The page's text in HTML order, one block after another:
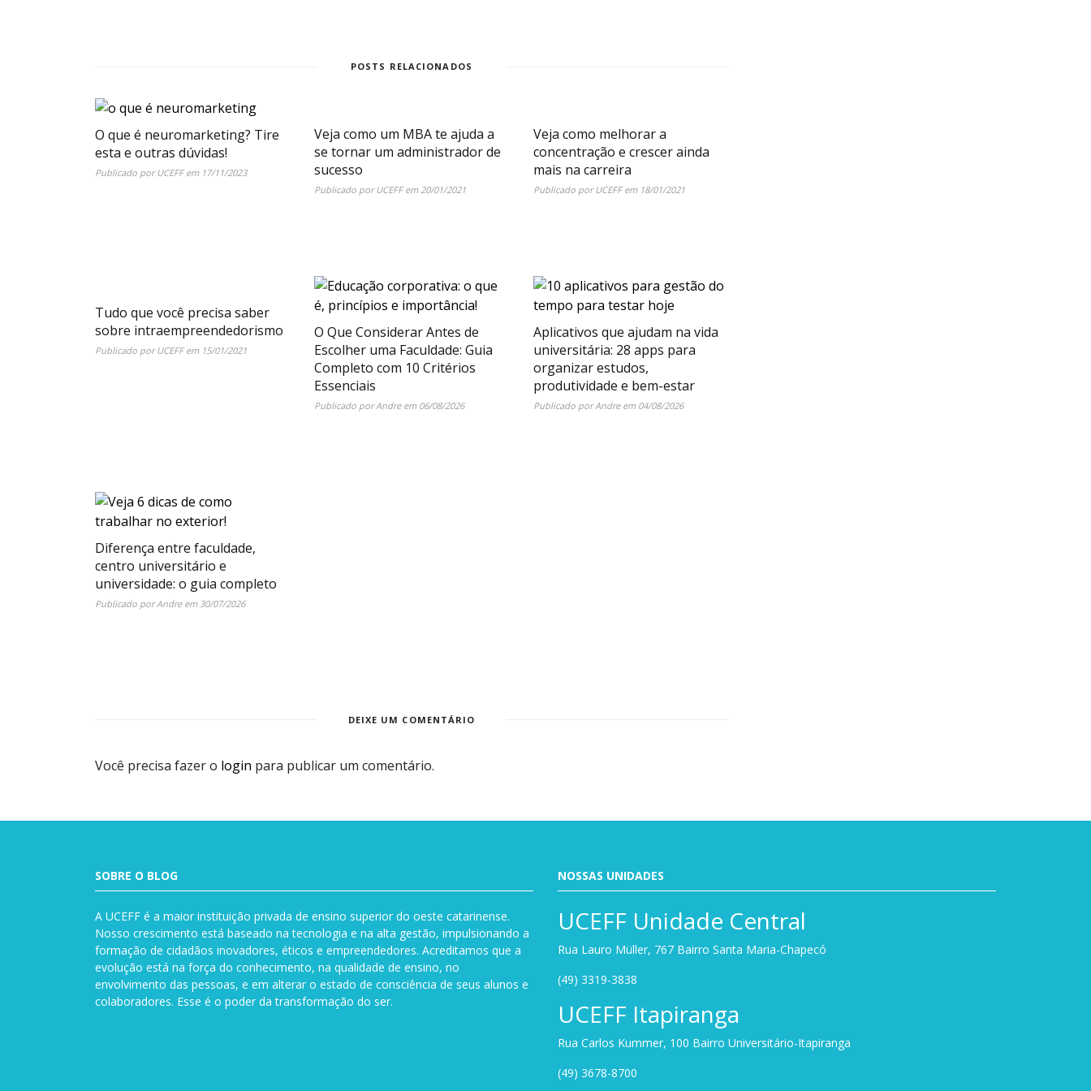
POSTS RELACIONADOS
O que é neuromarketing? Tire
esta e outras dúvidas!
Publicado porUCEFFem 17/11/2023
Veja como um MBA te ajuda a
se tornar um administrador de
sucesso
Publicado porUCEFFem 20/01/2021
Veja como melhorar a
concentração e crescer ainda
mais na carreira
Publicado porUCEFFem 18/01/2021
Tudo que você precisa saber
sobre intraempreendedorismo
Publicado porUCEFFem 15/01/2021
O Que Considerar Antes de
Escolher uma Faculdade: Guia
Completo com 10 Critérios
Essenciais
Publicado porAndreem 06/08/2026
Aplicativos que ajudam na vida
universitária: 28 apps para
organizar estudos,
produtividade e bem-estar
Publicado porAndreem 04/08/2026
Diferença entre faculdade,
centro universitário e
universidade: o guia completo
Publicado porAndreem 30/07/2026
DEIXE UM COMENTÁRIO
Você precisa fazer o login para publicar um comentário.
SOBRE O BLOG
A UCEFF é a maior instituição privada de ensino superior do oeste catarinense.
Nosso crescimento está baseado na tecnologia e na alta gestão, impulsionando a
formação de cidadãos inovadores, éticos e empreendedores. Acreditamos que a
evolução está na força do conhecimento, na qualidade de ensino, no
envolvimento das pessoas, e em alterar o estado de consciência de seus alunos e
colaboradores. Esse é o poder da transformação do ser.
NOSSAS UNIDADES
UCEFF Unidade Central
Rua Lauro Müller, 767 Bairro Santa Maria-Chapecó
(49) 3319-3838
UCEFF Itapiranga
Rua Carlos Kummer, 100 Bairro Universitário-Itapiranga
(49) 3678-8700